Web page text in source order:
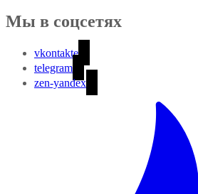
Мы в соцсетях
vkontakte
telegram
zen-yandex